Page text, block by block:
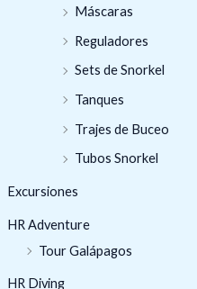
Máscaras
Reguladores
Sets de Snorkel
Tanques
Trajes de Buceo
Tubos Snorkel
Excursiones
HR Adventure
Tour Galápagos
HR Diving